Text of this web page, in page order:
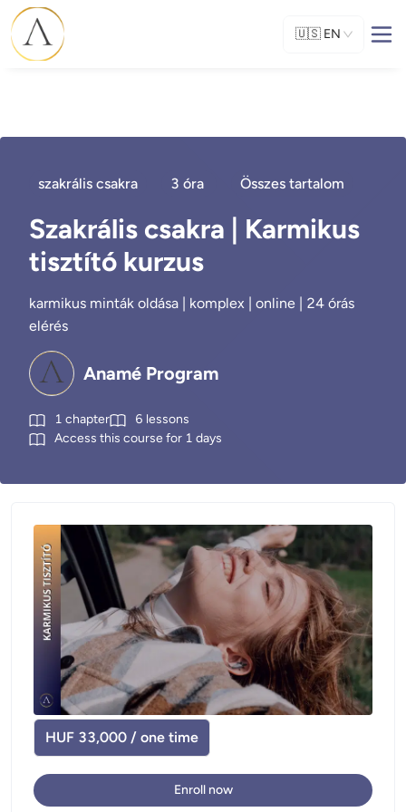
🇺🇸 EN
szakrális csakra 3 óra Összes tartalom
Szakrális csakra | Karmikus
tisztító kurzus
karmikus minták oldása | komplex | online | 24 órás
elérés
Anamé Program
1 chapter 6 lessons
Access this course for 1 days
HUF 33,000 / one time
Enroll now